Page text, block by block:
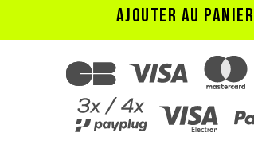
AJOUTER AU PANIER